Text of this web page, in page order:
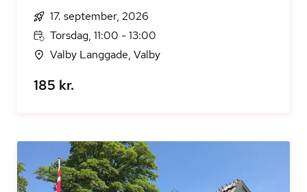
17. september, 2026
Torsdag, 11:00 - 13:00
Valby Langgade, Valby
185 kr.